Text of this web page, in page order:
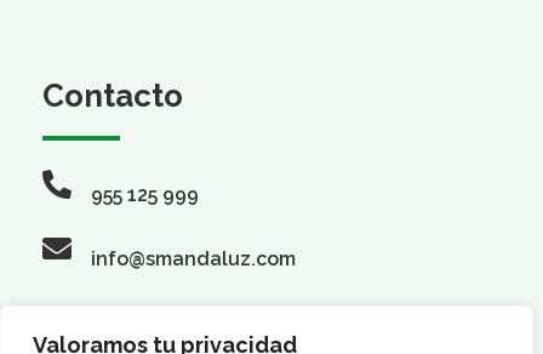
Valoramos tu privacidad
Contacto
955 125 999
info@smandaluz.com